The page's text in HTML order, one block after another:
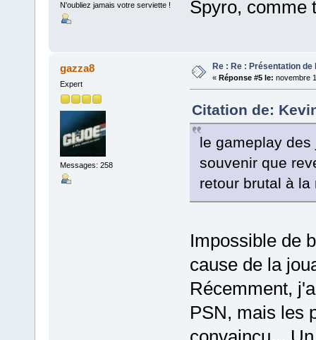
N'oubliez jamais votre serviette !
Spyro, comme
gazza8
Expert
Messages: 258
Re : Re : Présentation de
« Réponse #5 le: novembre
Citation de:
le gameplay
souvenir que
retour brutal à la
Impossible de
cause de la
Récemment,
PSN, mais les